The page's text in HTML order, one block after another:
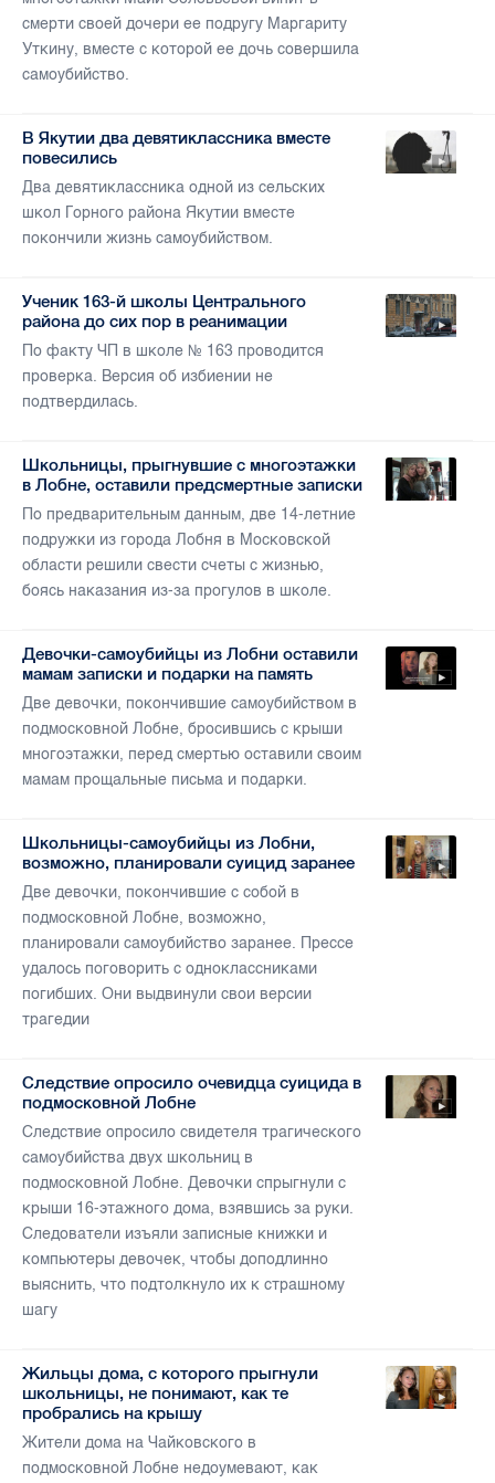
смерти своей дочери ее подругу Маргариту
Уткину, вместе с которой ее дочь совершила
самоубийство.
В Якутии два девятиклассника вместе
повесились
Два девятиклассника одной из сельских
школ Горного района Якутии вместе
покончили жизнь самоубийством.
Ученик 163-й школы Центрального
района до сих пор в реанимации
По факту ЧП в школе № 163 проводится
проверка. Версия об избиении не
подтвердилась.
Школьницы, прыгнувшие с многоэтажки
в Лобне, оставили предсмертные записки
По предварительным данным, две 14-летние
подружки из города Лобня в Московской
области решили свести счеты с жизнью,
боясь наказания из-за прогулов в школе.
Девочки-самоубийцы из Лобни оставили
мамам записки и подарки на память
Две девочки, покончившие самоубийством в
подмосковной Лобне, бросившись с крыши
многоэтажки, перед смертью оставили своим
мамам прощальные письма и подарки.
Школьницы-самоубийцы из Лобни,
возможно, планировали суицид заранее
Две девочки, покончившие с собой в
подмосковной Лобне, возможно,
планировали самоубийство заранее. Прессе
удалось поговорить с одноклассниками
погибших. Они выдвинули свои версии
трагедии
Следствие опросило очевидца суицида в
подмосковной Лобне
Следствие опросило свидетеля трагического
самоубийства двух школьниц в
подмосковной Лобне. Девочки спрыгнули с
крыши 16-этажного дома, взявшись за руки.
Следователи изъяли записные книжки и
компьютеры девочек, чтобы доподлинно
выяснить, что подтолкнуло их к страшному
шагу
Жильцы дома, с которого прыгнули
школьницы, не понимают, как те
пробрались на крышу
Жители дома на Чайковского в
подмосковной Лобне недоумевают, как